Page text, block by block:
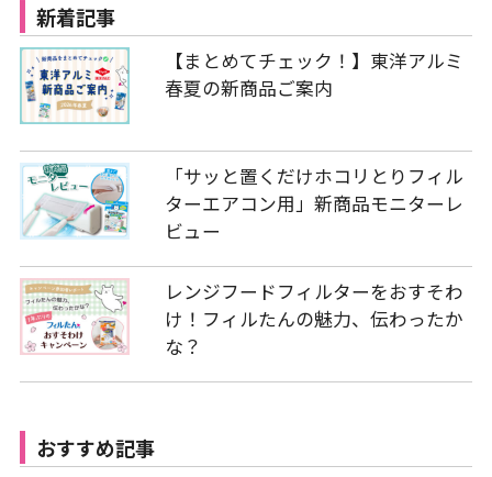
新着記事
【まとめてチェック！】東洋アルミ
春夏の新商品ご案内
「サッと置くだけホコリとりフィル
ターエアコン用」新商品モニターレ
ビュー
レンジフードフィルターをおすそわ
け！フィルたんの魅力、伝わったか
な？
おすすめ記事